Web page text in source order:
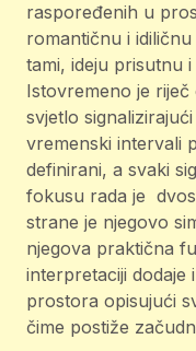
raspoređenih u
romantičnu i
tami, ideju prisutnu
Istovremeno je
svjetlo
vremenski intervali
definirani, a svaki
fokusu rada je
strane je njegovo
njegova praktična
interpretaciji dodaje
prostora opisujući
čime postiže